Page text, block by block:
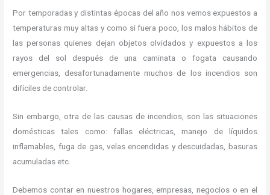
Por temporadas y distintas épocas del año nos vemos expuestos a
temperaturas muy altas y como si fuera poco, los malos hábitos de
las personas quienes dejan objetos olvidados y expuestos a los
rayos del sol después de una caminata o fogata causando
emergencias, desafortunadamente muchos de los incendios son
difíciles de controlar.
Sin embargo, otra de las causas de incendios, son las situaciones
domésticas tales como: fallas eléctricas, manejo de líquidos
inflamables, fuga de gas, velas encendidas y descuidadas, basuras
acumuladas etc.
Debemos contar en nuestros hogares, empresas, negocios o en el